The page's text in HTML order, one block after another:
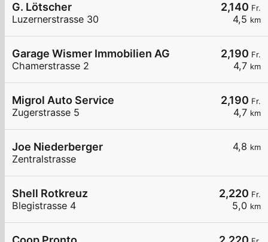
2,140 Fr.
4,5 km
G. Lötscher
Luzernerstrasse 30
2,190 Fr.
4,7 km
Garage Wismer Immobilien AG
Chamerstrasse 2
2,190 Fr.
4,7 km
Migrol Auto Service
Zugerstrasse 5
4,8 km
Joe Niederberger
Zentralstrasse
2,220 Fr.
5,0 km
Shell Rotkreuz
Blegistrasse 4